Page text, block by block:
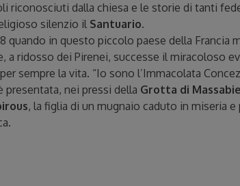
riconosciuti dalla chiesa e le storie di tanti
silenzio il Santuario.
quando in questo piccolo paese della Francia
a ridosso dei Pirenei, successe il miracoloso
sempre la vita. “Io sono l’Immacolata
presentata, nei pressi della Grotta di
, la figlia di un mugnaio caduto in miseria e